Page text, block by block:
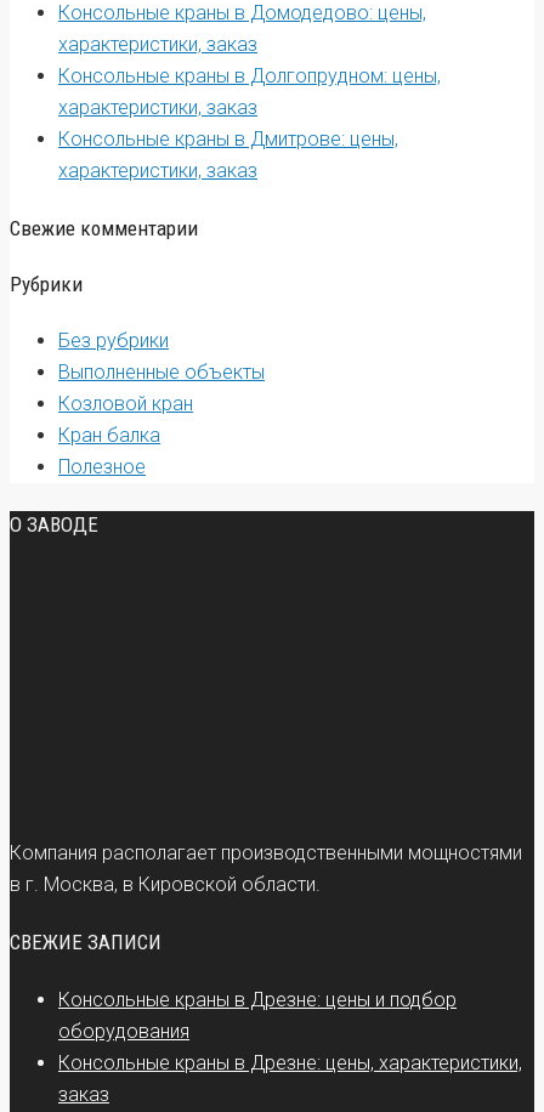
Консольные краны в Домодедово: цены,
характеристики, заказ
Консольные краны в Долгопрудном: цены,
характеристики, заказ
Консольные краны в Дмитрове: цены,
характеристики, заказ
Свежие комментарии
Рубрики
Без рубрики
Выполненные объекты
Козловой кран
Кран балка
Полезное
О ЗАВОДЕ
Компания располагает производственными мощностями
в г. Москва, в Кировской области.
СВЕЖИЕ ЗАПИСИ
Консольные краны в Дрезне: цены и подбор
оборудования
Консольные краны в Дрезне: цены, характеристики,
заказ